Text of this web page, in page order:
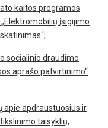
kaitos programos
įsigijimo
;
socialinio draudimo
aprašo patvirtinimo“
apie apdraustuosius ir
taisyklių,